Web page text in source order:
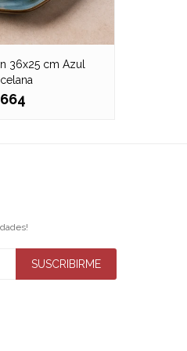
36x25 cm Azul
664
SUSCRIBIRME